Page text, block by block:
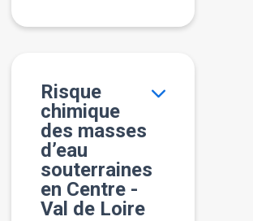
Risque
chimique
des masses
d’eau
souterraines
en Centre -
Val de Loire